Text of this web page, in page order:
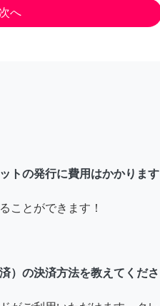
トの発行に費用はかかります
ことができます！
）の決済方法を教えてくださ